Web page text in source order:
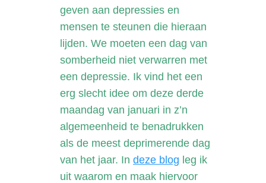
geven aan depressies en
mensen te steunen die hieraan
lijden. We moeten een dag van
somberheid niet verwarren met
een depressie. Ik vind het een
erg slecht idee om deze derde
maandag van januari in z’n
algemeenheid te benadrukken
als de meest deprimerende dag
van het jaar. In deze blog leg ik
uit waarom en maak hiervoor